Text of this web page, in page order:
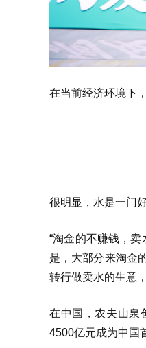
在当前经济环境下
很明显，水是一门
“淘金的不赚钱，
是，大部分来淘金
转行做卖水的生意
在中国，农夫山泉
4500亿元成为中国